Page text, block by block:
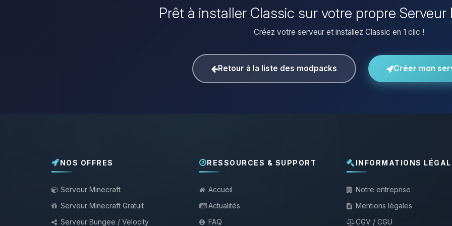
Prêt à installer Classic sur votre propre Serveur
Créez votre serveur et installez Classic en 1 clic !
Retour à la liste des modpacks Créer mon
NOS OFFRES
Serveur Minecraft
Serveur Minecraft Gratuit
Serveur Bungee / Velocity
RESSOURCES & SUPPORT
Accueil
Actualités
FAQ
INFORMATIONS
Notre entreprise
Mentions légales
CGV / CGU